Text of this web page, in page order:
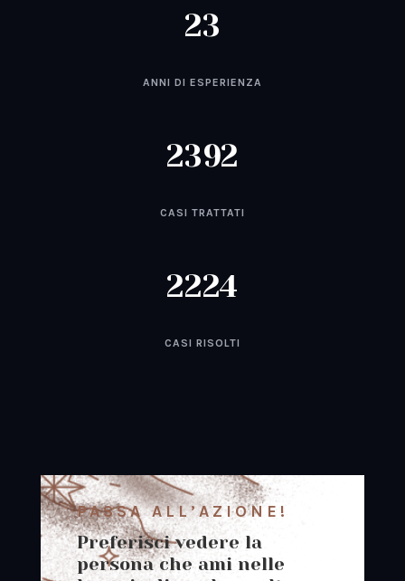
23
ANNI DI ESPERIENZA
2392
CASI TRATTATI
2224
CASI RISOLTI
PASSA ALL’AZIONE!
Preferisci vedere la
persona che ami nelle